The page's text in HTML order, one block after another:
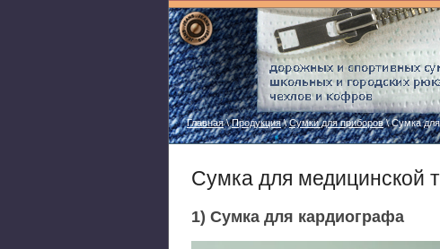
Главная\Продукция\Сумки для приборов\ Сумка для
Сумка для медицинской
1) Сумка для кардиографа